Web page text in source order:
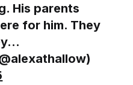
His parents
for him. They